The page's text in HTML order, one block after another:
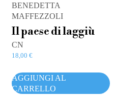
BENEDETTA
MAFFEZZOLI
Il paese di laggiù
CN
18,00 €
AGGIUNGI AL
CARRELLO